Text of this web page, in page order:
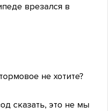
врезался в
не хотите?
сказать, это не мы